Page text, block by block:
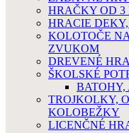
HRAČKY OD 3
HRACIE
KOLOTOČE
ZVUKOM
DREVENÉ
ŠKOLSKÉ
TROJKOLKY,
KOLOBEŽKY
LICENČNÉ